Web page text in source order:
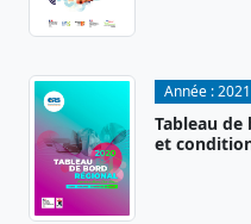
Année :2021
Tableau
et